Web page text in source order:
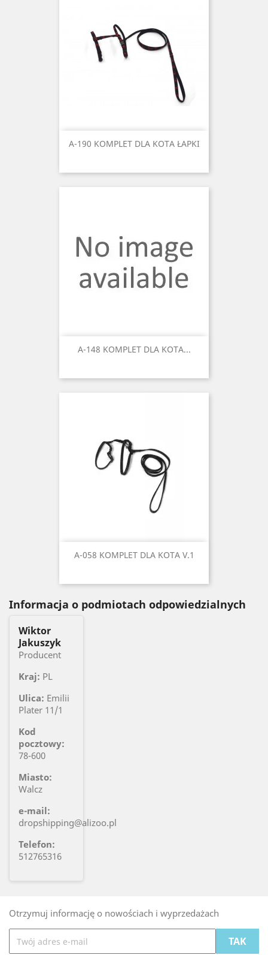
A-190 KOMPLET DLA KOTA ŁAPKI
A-148 KOMPLET DLA KOTA...
A-058 KOMPLET DLA KOTA V.1
Informacja o podmiotach odpowiedzialnych
Wiktor
Jakuszyk
Producent
Kraj: PL
Ulica: Emilii
Plater 11/1
Kod
pocztowy:
78-600
Miasto:
Walcz
e-mail:
dropshipping@alizoo.pl
Telefon:
512765316
Otrzymuj informację o nowościach i wyprzedażach